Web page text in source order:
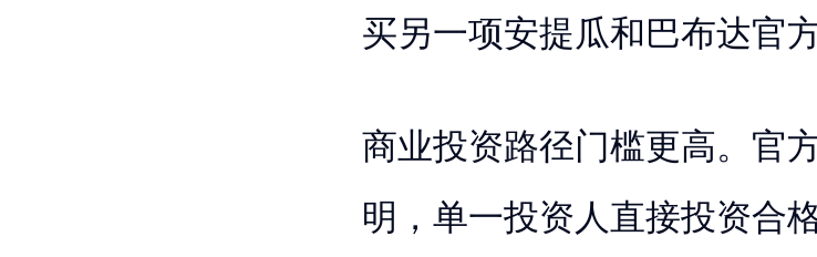
买另一项安提瓜和巴布达官
商业投资路径门槛更高。官
明，单一投资人直接投资合